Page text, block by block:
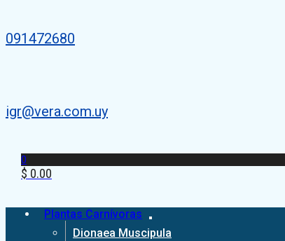
091472680
igr@vera.com.uy
0
$ 0.00
Plantas Carnívoras
Dionaea Muscipula